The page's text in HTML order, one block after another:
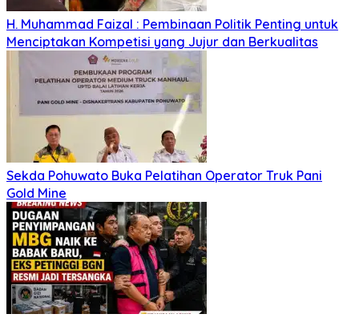
H. Muhammad Faizal : Pembinaan Politik Penting untuk
Menciptakan Kompetisi yang Jujur dan Berkualitas
Sekda Pohuwato Buka Pelatihan Operator Truk Pani
Gold Mine